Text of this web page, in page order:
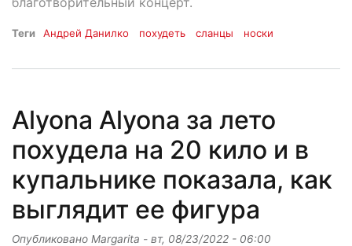
Теги Андрей Данилко похудеть сланцы носки
Аlyona Аlyona за лето
похудела на 20 кило и в
купальнике показала, как
выглядит ее фигура
Опубликовано Margarita - вт, 08/23/2022 - 06:00